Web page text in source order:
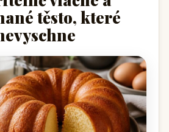
těsto, které